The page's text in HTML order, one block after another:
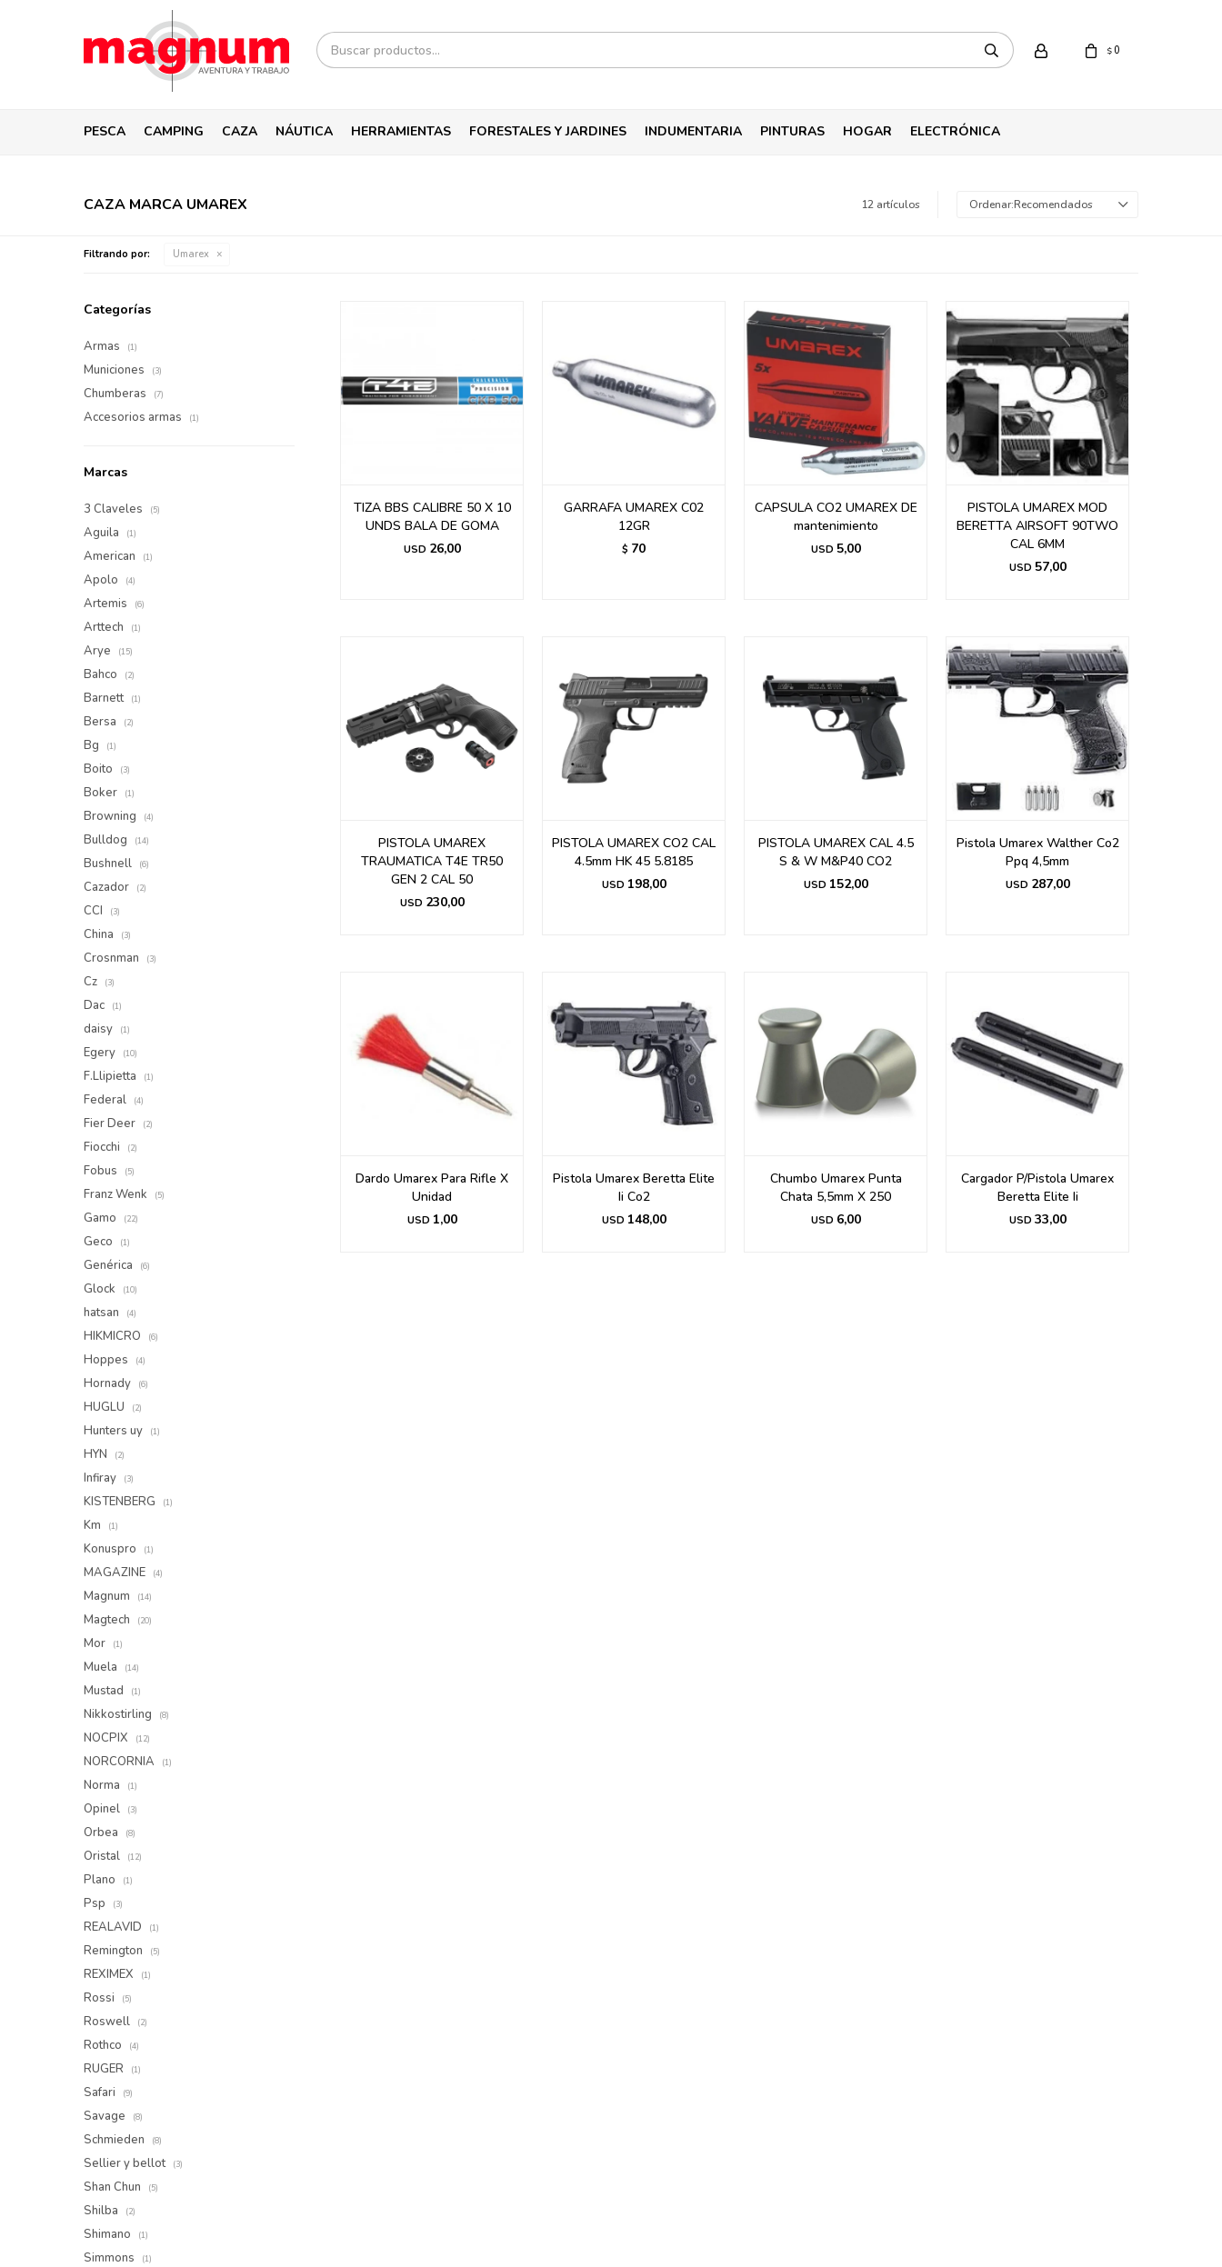
PESCA CAMPING CAZA NÁUTICA HERRAMIENTAS FORESTALES Y JARDINES INDUMENTARIA PINTURAS HOGAR ELECTRÓNICA
$ 0
CAZA MARCA UMAREX 12 artículos Recomendados
Filtrando por: Umarex
TIZA BBS CALIBRE 50 X 10
UNDS BALA DE GOMA
USD 26,00
GARRAFA UMAREX C02
12GR
$ 70
CAPSULA CO2 UMAREX DE
mantenimiento
USD 5,00
PISTOLA UMAREX MOD
BERETTA AIRSOFT 90TWO
CAL 6MM
USD 57,00
PISTOLA UMAREX
TRAUMATICA T4E TR50
GEN 2 CAL 50
USD 230,00
PISTOLA UMAREX CO2 CAL
4.5mm HK 45 5.8185
USD 198,00
PISTOLA UMAREX CAL 4.5
S & W M&P40 CO2
USD 152,00
Pistola Umarex Walther Co2
Ppq 4,5mm
USD 287,00
Dardo Umarex Para Rifle X
Unidad
USD 1,00
Pistola Umarex Beretta Elite
Ii Co2
USD 148,00
Chumbo Umarex Punta
Chata 5,5mm X 250
USD 6,00
Cargador P/Pistola Umarex
Beretta Elite Ii
USD 33,00
Categorías
Armas (1)
Municiones (3)
Chumberas (7)
Accesorios armas (1)
Marcas
3 Claveles (5)
Aguila (1)
American (1)
Apolo (4)
Artemis (6)
Arttech (1)
Arye (15)
Bahco (2)
Barnett (1)
Bersa (2)
Bg (1)
Boito (3)
Boker (1)
Browning (4)
Bulldog (14)
Bushnell (6)
Cazador (2)
CCI (3)
China (3)
Crosnman (3)
Cz (3)
Dac (1)
daisy (1)
Egery (10)
F.Llipietta (1)
Federal (4)
Fier Deer (2)
Fiocchi (2)
Fobus (5)
Franz Wenk (5)
Gamo (22)
Geco (1)
Genérica (6)
Glock (10)
hatsan (4)
HIKMICRO (6)
Hoppes (4)
Hornady (6)
HUGLU (2)
Hunters uy (1)
HYN (2)
Infiray (3)
KISTENBERG (1)
Km (1)
Konuspro (1)
MAGAZINE (4)
Magnum (14)
Magtech (20)
Mor (1)
Muela (14)
Mustad (1)
Nikkostirling (8)
NOCPIX (12)
NORCORNIA (1)
Norma (1)
Opinel (3)
Orbea (8)
Oristal (12)
Plano (1)
Psp (3)
REALAVID (1)
Remington (5)
REXIMEX (1)
Rossi (5)
Roswell (2)
Rothco (4)
RUGER (1)
Safari (9)
Savage (8)
Schmieden (8)
Sellier y bellot (3)
Shan Chun (5)
Shilba (2)
Shimano (1)
Simmons (1)